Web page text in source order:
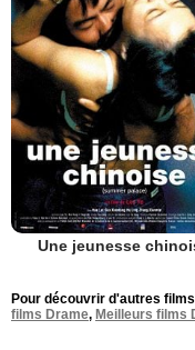
Une jeunesse
Pour découvrir d'autres
films Drame, Meilleurs films